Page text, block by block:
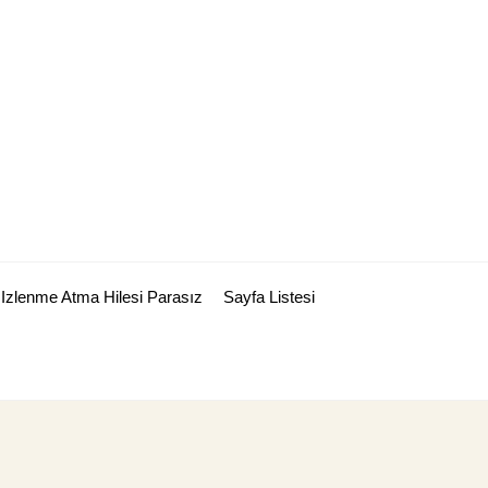
Atma Hilesi Parasız Sayfa Listesi